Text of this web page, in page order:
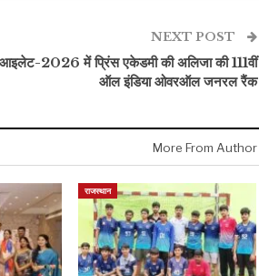
NEXT POST
आइलेट-2026 में प्रिंस एकेडमी की अलिजा की 111वीं
ऑल इंडिया ओवरऑल जनरल रैंक
More From Author
राजस्थान